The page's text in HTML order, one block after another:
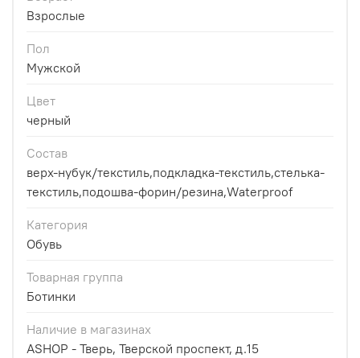
Взрослые
Пол
Мужской
Цвет
черный
Состав
верх-нубук/текстиль,подкладка-текстиль,стелька-
текстиль,подошва-форин/резина,Waterproof
Категория
Обувь
Товарная группа
Ботинки
Наличие в магазинах
ASHOP - Тверь, Тверской проспект, д.15